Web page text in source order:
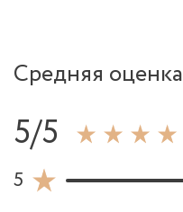
Средняя оценка
5/5
5